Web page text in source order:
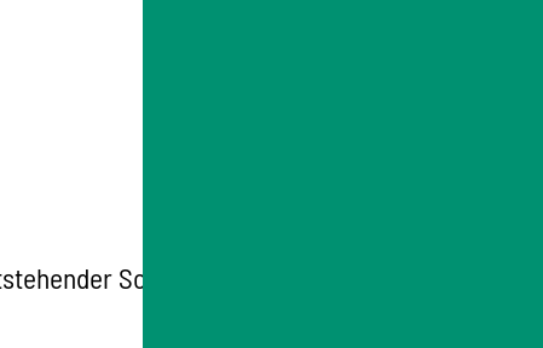
Schülerbeförderungskosten.